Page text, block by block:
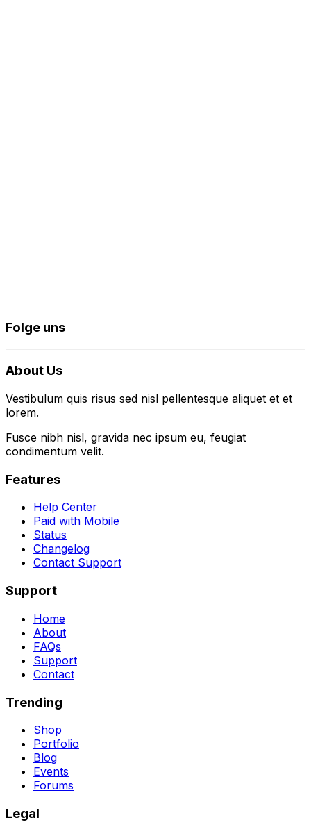
Folge uns
About Us
Vestibulum quis risus sed nisl pellentesque aliquet et et
lorem.
Fusce nibh nisl, gravida nec ipsum eu, feugiat
condimentum velit.
Features
Help Center
Paid with Mobile
Status
Changelog
Contact Support
Support
Home
About
FAQs
Support
Contact
Trending
Shop
Portfolio
Blog
Events
Forums
Legal